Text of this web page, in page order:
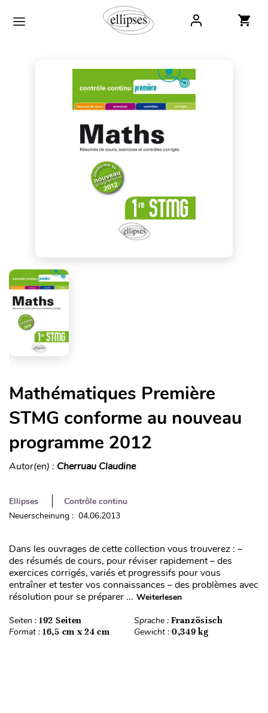
Mathématiques Première
STMG conforme au nouveau
programme 2012
Autor(en) : Cherruau Claudine
Ellipses
Contrôle continu
Neuerscheinung : 04.06.2013
Dans les ouvrages de cette collection vous trouverez : –
des résumés de cours, pour réviser rapidement – des
exercices corrigés, variés et progressifs pour vous
entraîner et tester vos connaissances – des problèmes avec
résolution pour se préparer ... Weiterlesen
Seiten : 192 Seiten Sprache : Französisch
Format : 16,5 cm x 24 cm Gewicht : 0,349 kg